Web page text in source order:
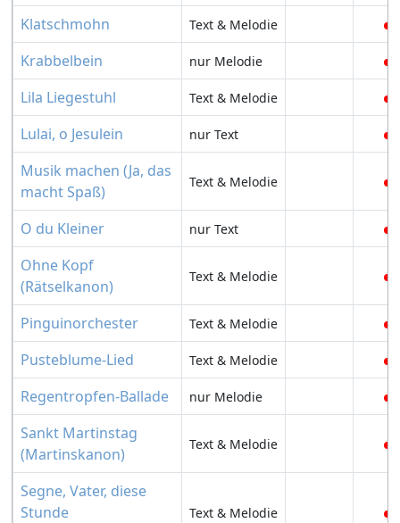
Klatschmohn Text & Melodie
Krabbelbein nur Melodie
Lila Liegestuhl Text & Melodie
Lulai, o Jesulein nur Text
Musik machen (Ja, das
macht Spaß)
Text & Melodie
O du Kleiner nur Text
Ohne Kopf
(Rätselkanon)
Text & Melodie
Pinguinorchester Text & Melodie
Pusteblume-Lied Text & Melodie
Regentropfen-Ballade nur Melodie
Sankt Martinstag
(Martinskanon)
Text & Melodie
Segne, Vater, diese
Stunde
Text & Melodie